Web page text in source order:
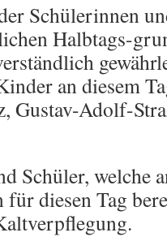
Schülerinnen
Halbtags-
an diesem
Gustav-Adolf-
Schüler, welche
diesen Tag